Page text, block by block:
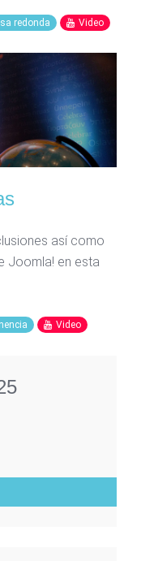
redonda Video
así como
Joomla! en esta
Video